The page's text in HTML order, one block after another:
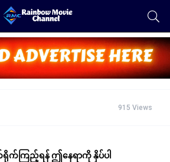
915 Views
က်ကြည့်ရန် ဤနေရာကို နှိပ်ပါ